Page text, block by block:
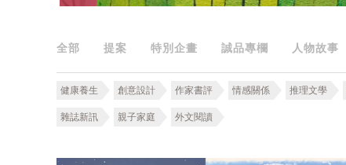
全部 提案 特別企畫 誠品專欄 人物故事
健康養生 創意設計 作家書評 情感關係 推理文學
雜誌新訊 親子家庭 外文閱讀